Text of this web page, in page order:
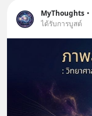
MyThoughts •
ได้รับการบูสต์